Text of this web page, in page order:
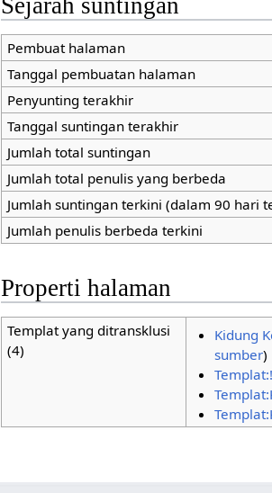
Pembuat halaman
Tanggal pembuatan halaman
Penyunting terakhir
Tanggal suntingan terakhir
Jumlah total suntingan
Jumlah total penulis yang berbeda
Jumlah suntingan terkini (dalam 90 hari
Jumlah penulis berbeda terkini
Properti halaman
Templat yang ditransklusi
(4)
Kidung
sumber)